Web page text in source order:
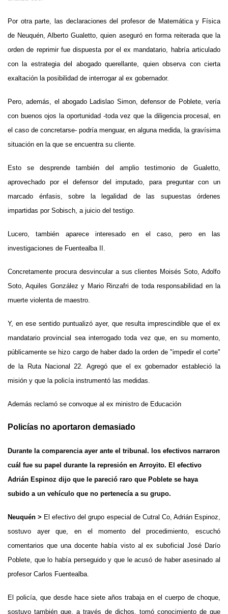
Por otra parte, las declaraciones del profesor de Matemática y Física
de Neuquén, Alberto Gualetto, quien aseguró en forma reiterada que la
orden de reprimir fue dispuesta por el ex mandatario, habría articulado
con la estrategia del abogado querellante, quien observa con cierta
exaltación la posibilidad de interrogar al ex gobernador.
Pero, además, el abogado Ladislao Simon, defensor de Poblete, vería
con buenos ojos la oportunidad -toda vez que la diligencia procesal, en
el caso de concretarse- podría menguar, en alguna medida, la gravísima
situación en la que se encuentra su cliente.
Esto se desprende también del amplio testimonio de Gualetto,
aprovechado por el defensor del imputado, para preguntar con un
marcado énfasis, sobre la legalidad de las supuestas órdenes
impartidas por Sobisch, a juicio del testigo.
Lucero, también aparece interesado en el caso, pero en las
investigaciones de Fuentealba II.
Concretamente procura desvincular a sus clientes Moisés Soto, Adolfo
Soto, Aquiles González y Mario Rinzafri de toda responsabilidad en la
muerte violenta de maestro.
Y, en ese sentido puntualizó ayer, que resulta imprescindible que el ex
mandatario provincial sea interrogado toda vez que, en su momento,
públicamente se hizo cargo de haber dado la orden de "impedir el corte"
de la Ruta Nacional 22. Agregó que el ex gobernador estableció la
misión y que la policía instrumentó las medidas.
Además reclamó se convoque al ex ministro de Educación
Policías no aportaron demasiado
Durante la comparencia ayer ante el tribunal. los efectivos narraron
cuál fue su papel durante la represión en Arroyito. El efectivo
Adrián Espinoz dijo que le pareció raro que Poblete se haya
subido a un vehículo que no pertenecía a su grupo.
Neuquén > El efectivo del grupo especial de Cutral Co, Adrián Espinoz,
sostuvo ayer que, en el momento del procedimiento, escuchó
comentarios que una docente había visto al ex suboficial José Darío
Poblete, que lo había perseguido y que le acusó de haber asesinado al
profesor Carlos Fuentealba.
El policía, que desde hace siete años trabaja en el cuerpo de choque,
sostuvo también que, a través de dichos, tomó conocimiento de que